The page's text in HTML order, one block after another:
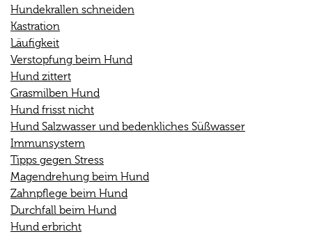
Hundekrallen schneiden
Kastration
Läufigkeit
Verstopfung beim Hund
Hund zittert
Grasmilben Hund
Hund frisst nicht
Hund Salzwasser und bedenkliches Süßwasser
Immunsystem
Tipps gegen Stress
Magendrehung beim Hund
Zahnpflege beim Hund
Durchfall beim Hund
Hund erbricht